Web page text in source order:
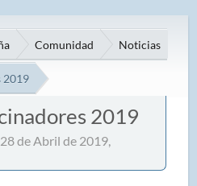
Comunidad Noticias
2019
2019
de Abril de 2019,